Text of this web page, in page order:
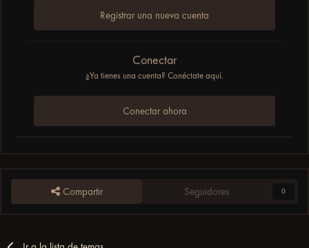
Registrar una nueva cuenta
Conectar
¿Ya tienes una cuenta? Conéctate aquí.
Conectar ahora
Compartir Seguidores 0